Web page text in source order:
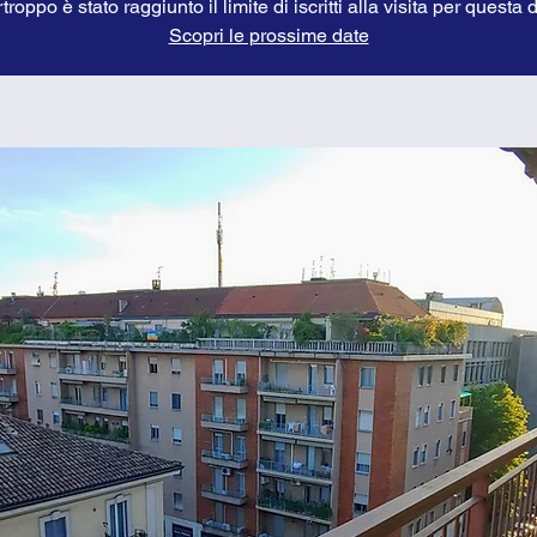
è stato raggiunto il limite di iscritti alla visita per questa
Scopri le prossime date